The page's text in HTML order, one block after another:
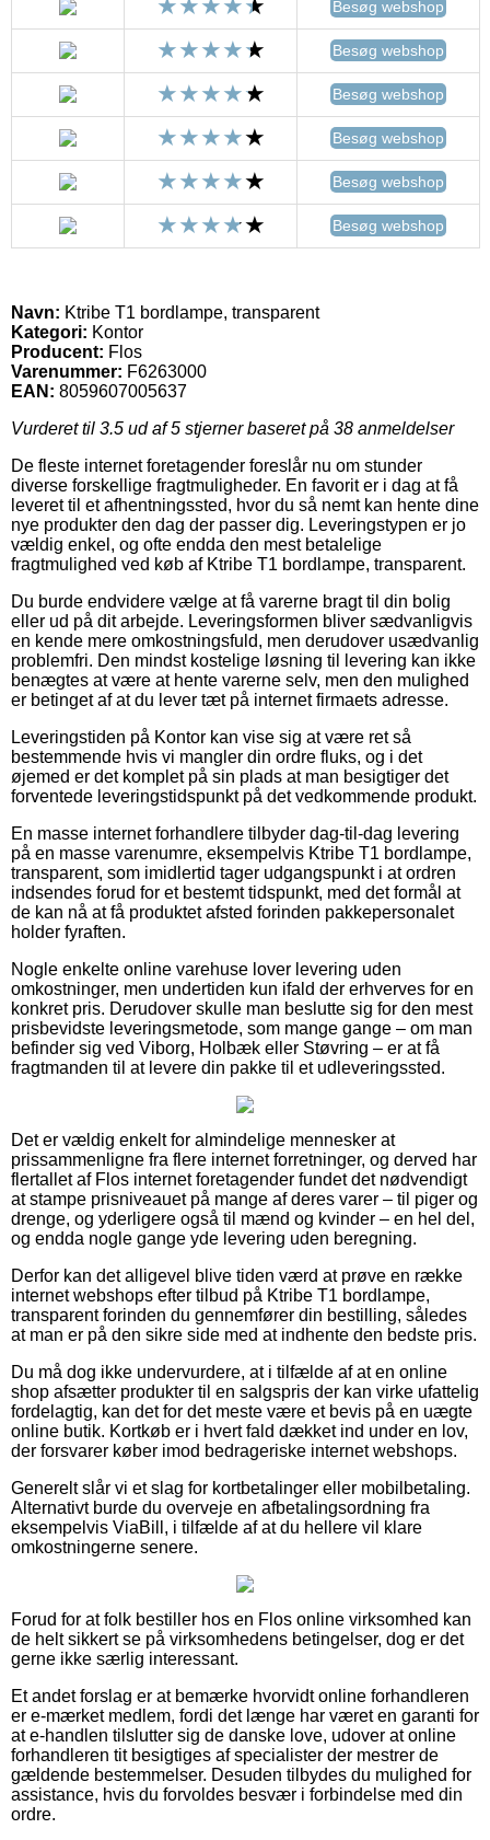
Besøg webshop
Besøg webshop
Besøg webshop
Besøg webshop
Besøg webshop
Besøg webshop
Navn: Ktribe T1 bordlampe, transparent
Kategori: Kontor
Producent: Flos
Varenummer: F6263000
EAN: 8059607005637
Vurderet til 3.5 ud af 5 stjerner baseret på 38 anmeldelser
De fleste internet foretagender foreslår nu om stunder
diverse forskellige fragtmuligheder. En favorit er i dag at få
leveret til et afhentningssted, hvor du så nemt kan hente dine
nye produkter den dag der passer dig. Leveringstypen er jo
vældig enkel, og ofte endda den mest betalelige
fragtmulighed ved køb af Ktribe T1 bordlampe, transparent.
Du burde endvidere vælge at få varerne bragt til din bolig
eller ud på dit arbejde. Leveringsformen bliver sædvanligvis
en kende mere omkostningsfuld, men derudover usædvanlig
problemfri. Den mindst kostelige løsning til levering kan ikke
benægtes at være at hente varerne selv, men den mulighed
er betinget af at du lever tæt på internet firmaets adresse.
Leveringstiden på Kontor kan vise sig at være ret så
bestemmende hvis vi mangler din ordre fluks, og i det
øjemed er det komplet på sin plads at man besigtiger det
forventede leveringstidspunkt på det vedkommende produkt.
En masse internet forhandlere tilbyder dag-til-dag levering
på en masse varenumre, eksempelvis Ktribe T1 bordlampe,
transparent, som imidlertid tager udgangspunkt i at ordren
indsendes forud for et bestemt tidspunkt, med det formål at
de kan nå at få produktet afsted forinden pakkepersonalet
holder fyraften.
Nogle enkelte online varehuse lover levering uden
omkostninger, men undertiden kun ifald der erhverves for en
konkret pris. Derudover skulle man beslutte sig for den mest
prisbevidste leveringsmetode, som mange gange – om man
befinder sig ved Viborg, Holbæk eller Støvring – er at få
fragtmanden til at levere din pakke til et udleveringssted.
Det er vældig enkelt for almindelige mennesker at
prissammenligne fra flere internet forretninger, og derved har
flertallet af Flos internet foretagender fundet det nødvendigt
at stampe prisniveauet på mange af deres varer – til piger og
drenge, og yderligere også til mænd og kvinder – en hel del,
og endda nogle gange yde levering uden beregning.
Derfor kan det alligevel blive tiden værd at prøve en række
internet webshops efter tilbud på Ktribe T1 bordlampe,
transparent forinden du gennemfører din bestilling, således
at man er på den sikre side med at indhente den bedste pris.
Du må dog ikke undervurdere, at i tilfælde af at en online
shop afsætter produkter til en salgspris der kan virke ufattelig
fordelagtig, kan det for det meste være et bevis på en uægte
online butik. Kortkøb er i hvert fald dækket ind under en lov,
der forsvarer køber imod bedrageriske internet webshops.
Generelt slår vi et slag for kortbetalinger eller mobilbetaling.
Alternativt burde du overveje en afbetalingsordning fra
eksempelvis ViaBill, i tilfælde af at du hellere vil klare
omkostningerne senere.
Forud for at folk bestiller hos en Flos online virksomhed kan
de helt sikkert se på virksomhedens betingelser, dog er det
gerne ikke særlig interessant.
Et andet forslag er at bemærke hvorvidt online forhandleren
er e-mærket medlem, fordi det længe har været en garanti for
at e-handlen tilslutter sig de danske love, udover at online
forhandleren tit besigtiges af specialister der mestrer de
gældende bestemmelser. Desuden tilbydes du mulighed for
assistance, hvis du forvoldes besvær i forbindelse med din
ordre.